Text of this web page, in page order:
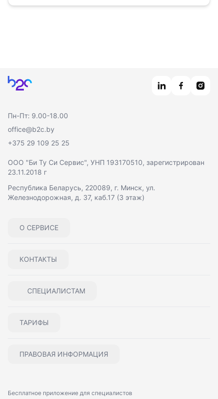
Главная
Пн-Пт: 9.00-18.00
office@b2c.by
+375 29 109 25 25
О СЕРВИСЕ
КОНТАКТЫ
СПЕЦИАЛИСТАМ
ТАРИФЫ
ПРАВОВАЯ ИНФОРМАЦИЯ
ООО "Би Ту Си Сервис", УНП 193170510, зарегистрирован
23.11.2018 г
Республика Беларусь, 220089, г. Минск, ул.
Железнодорожная, д. 37, каб.17 (3 этаж)
Бесплатное приложение для специалистов